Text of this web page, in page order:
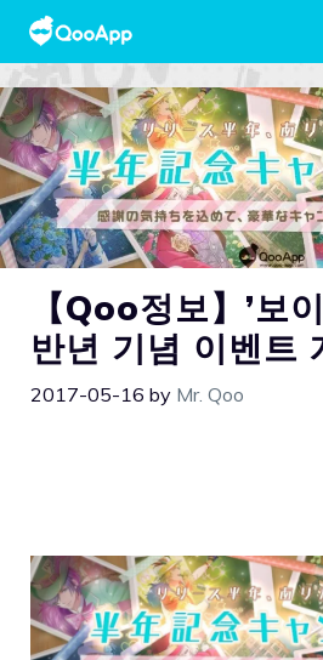
【Qoo정보】’보
반년 기념 이벤트
2017-05-16 by Mr. Qoo